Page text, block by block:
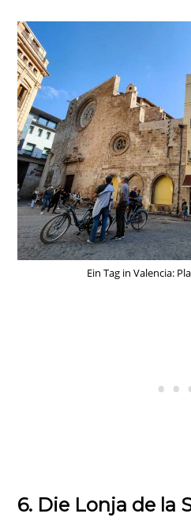
Ein Tag in Valencia:
6. Die Lonja de la